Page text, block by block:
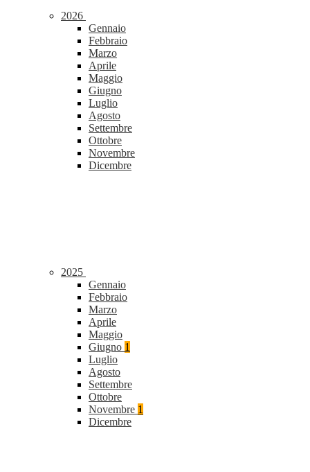
2026
Gennaio
Febbraio
Marzo
Aprile
Maggio
Giugno
Luglio
Agosto
Settembre
Ottobre
Novembre
Dicembre
2025
Gennaio
Febbraio
Marzo
Aprile
Maggio
Giugno 1
Luglio
Agosto
Settembre
Ottobre
Novembre 1
Dicembre